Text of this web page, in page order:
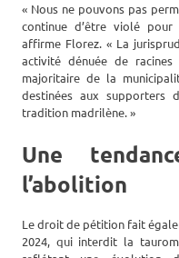
« Nous ne pouvons pas
continue d’être violé
affirme Florez. « La
activité dénuée de
majoritaire de la
destinées aux supporters
tradition madrilène. »
Une
l’abolition
Le droit de pétition fait
2024, qui interdit la